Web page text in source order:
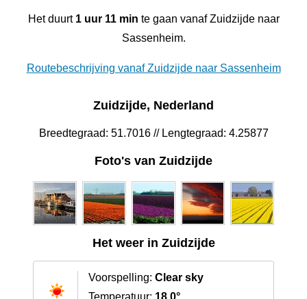
Het duurt 1 uur 11 min te gaan vanaf Zuidzijde naar
Sassenheim.
Routebeschrijving vanaf Zuidzijde naar Sassenheim
Zuidzijde, Nederland
Breedtegraad: 51.7016 // Lengtegraad: 4.25877
Foto's van Zuidzijde
Het weer in Zuidzijde
Voorspelling: Clear sky